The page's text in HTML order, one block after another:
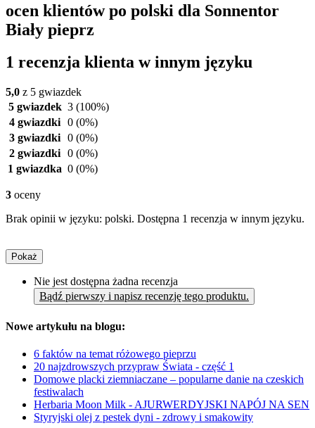
ocen klientów po polski dla Sonnentor
Biały pieprz
1 recenzja klienta w innym języku
5,0 z 5 gwiazdek
5 gwiazdek 3 (100%)
4 gwiazdki 0 (0%)
3 gwiazdki 0 (0%)
2 gwiazdki 0 (0%)
1 gwiazdka 0 (0%)
3 oceny
Brak opinii w języku: polski. Dostępna 1 recenzja w innym języku.
Pokaż
Nie jest dostępna żadna recenzja
Bądź pierwszy i napisz recenzję tego produktu.
Nowe artykułu na blogu:
6 faktów na temat różowego pieprzu
20 najzdrowszych przypraw Świata - część 1
Domowe placki ziemniaczane – popularne danie na czeskich
festiwalach
Herbaria Moon Milk - AJURWERDYJSKI NAPÓJ NA SEN
Styryjski olej z pestek dyni - zdrowy i smakowity